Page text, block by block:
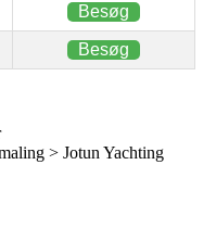
Besøg
Besøg
> Jotun Yachting